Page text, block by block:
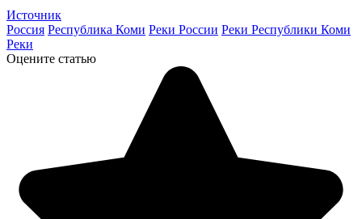
Источник
Россия Республика Коми Реки России Реки Республики Коми
Реки
Оцените статью